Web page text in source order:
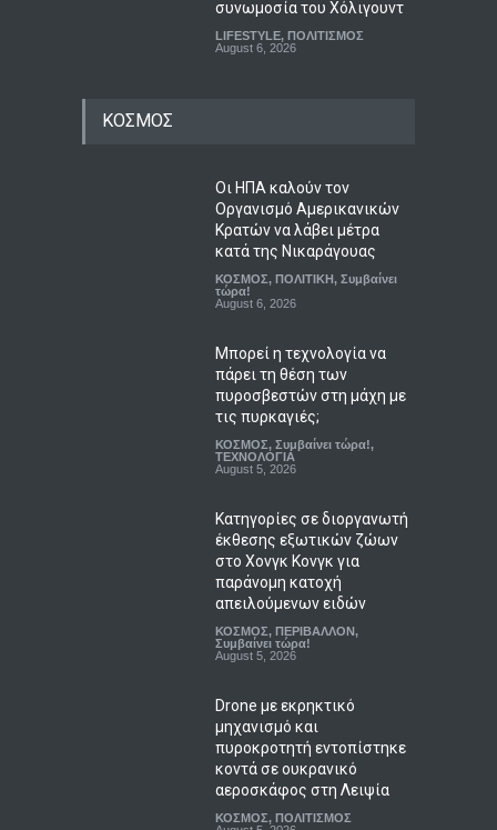
συνωμοσία του Χόλιγουντ
LIFESTYLE, ΠΟΛΙΤΙΣΜΟΣ
August 6, 2026
ΚΟΣΜΟΣ
Οι ΗΠΑ καλούν τον
Οργανισμό Αμερικανικών
Κρατών να λάβει μέτρα
κατά της Νικαράγουας
ΚΟΣΜΟΣ, ΠΟΛΙΤΙΚΗ, Συμβαίνει
τώρα!
August 6, 2026
Μπορεί η τεχνολογία να
πάρει τη θέση των
πυροσβεστών στη μάχη με
τις πυρκαγιές;
ΚΟΣΜΟΣ, Συμβαίνει τώρα!,
ΤΕΧΝΟΛΟΓΙΑ
August 5, 2026
Κατηγορίες σε διοργανωτή
έκθεσης εξωτικών ζώων
στο Χονγκ Κονγκ για
παράνομη κατοχή
απειλούμενων ειδών
ΚΟΣΜΟΣ, ΠΕΡΙΒΑΛΛΟΝ,
Συμβαίνει τώρα!
August 5, 2026
Drone με εκρηκτικό
μηχανισμό και
πυροκροτητή εντοπίστηκε
κοντά σε ουκρανικό
αεροσκάφος στη Λειψία
ΚΟΣΜΟΣ, ΠΟΛΙΤΙΣΜΟΣ